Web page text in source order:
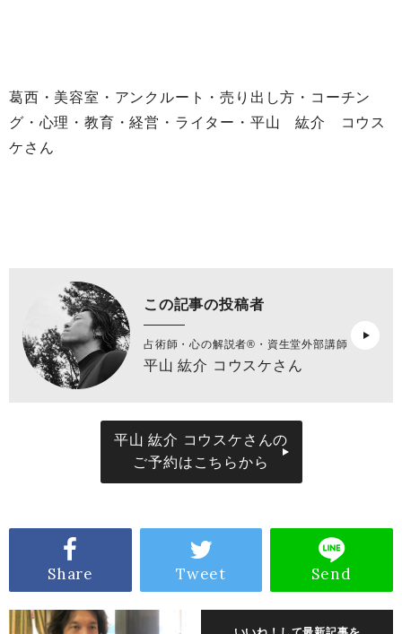
葛西・美容室・アンクルート・売り出し方・コーチン
グ・心理・教育・経営・ライター・平山 紘介 コウス
ケさん
この記事の投稿者
占術師・心の解説者®︎・資生堂外部講師
平山 紘介 コウスケさん
平山 紘介 コウスケさんの
ご予約はこちらから
Share Tweet Send